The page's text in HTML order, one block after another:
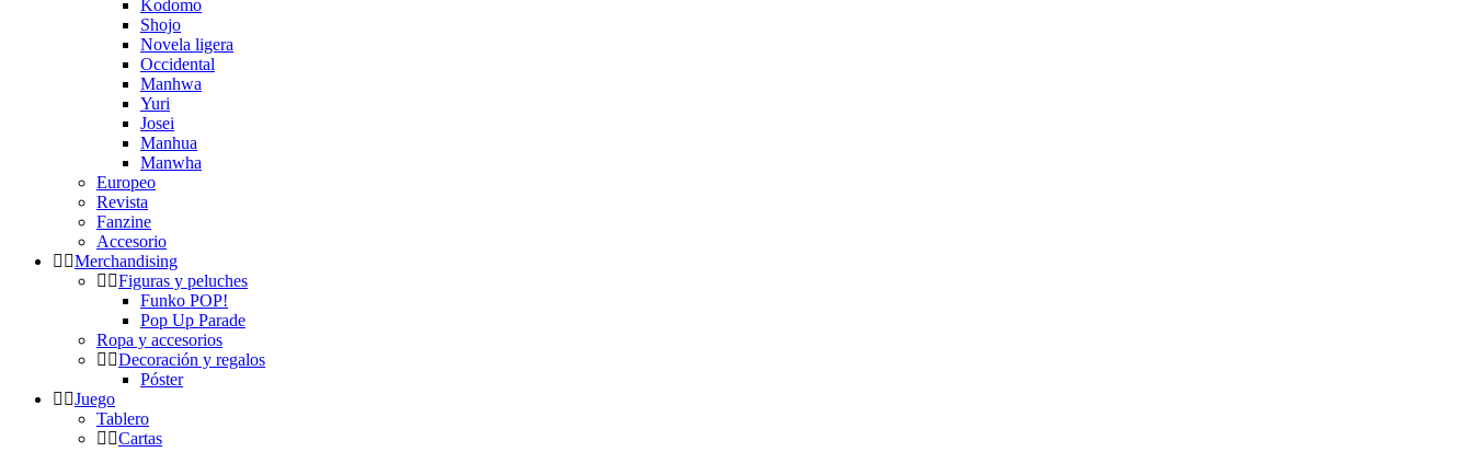
Kodomo
Shojo
Novela ligera
Occidental
Manhwa
Yuri
Josei
Manhua
Manwha
Europeo
Revista
Fanzine
Accesorio
Merchandising
Figuras y peluches
Funko POP!
Pop Up Parade
Ropa y accesorios
Decoración y regalos
Póster
Juego
Tablero
Cartas